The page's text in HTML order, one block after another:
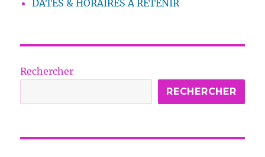
DATES & HORAIRES A RETENIR
Rechercher
RECHERCHER